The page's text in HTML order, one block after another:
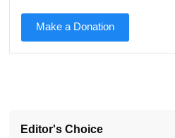
Make a Donation
Editor's Choice